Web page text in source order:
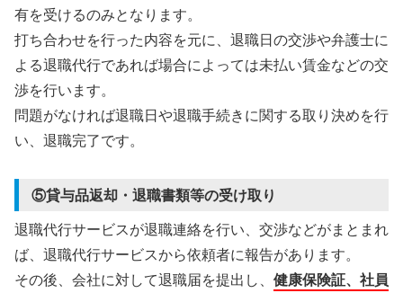
有を受けるのみとなります。
打ち合わせを行った内容を元に、退職日の交渉や弁護士に
よる退職代行であれば場合によっては未払い賃金などの交
渉を行います。
問題がなければ退職日や退職手続きに関する取り決めを行
い、退職完了です。
⑤貸与品返却・退職書類等の受け取り
退職代行サービスが退職連絡を行い、交渉などがまとまれ
ば、退職代行サービスから依頼者に報告があります。
その後、会社に対して退職届を提出し、 健康保険証、社員